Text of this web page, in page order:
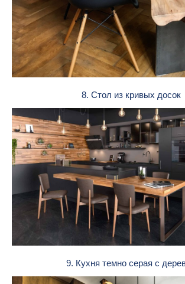
8. Стол из кривых досок
9. Кухня темно серая с